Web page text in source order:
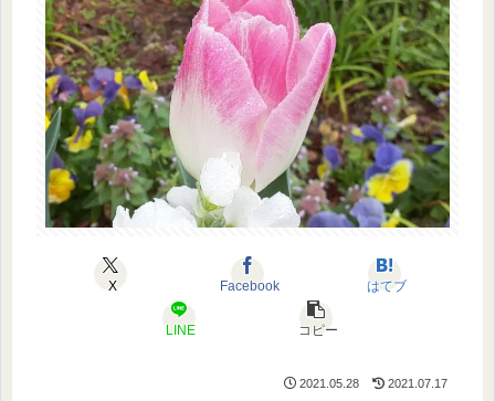
X Facebook はてブ
LINE コピー
2021.05.28 2021.07.17